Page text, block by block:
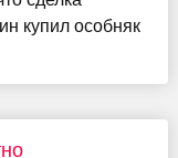
купил особняк